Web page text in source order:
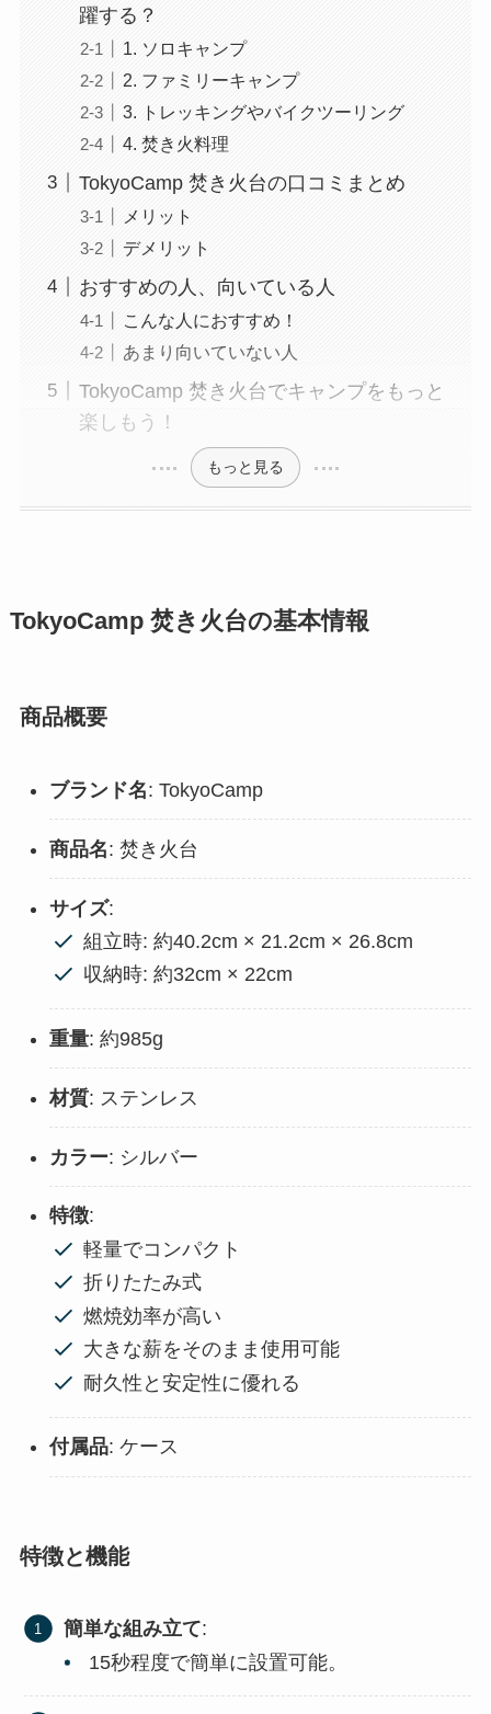
躍する？
1. ソロキャンプ
2. ファミリーキャンプ
3. トレッキングやバイクツーリング
4. 焚き火料理
TokyoCamp 焚き火台の口コミまとめ
メリット
デメリット
おすすめの人、向いている人
こんな人におすすめ！
あまり向いていない人
TokyoCamp 焚き火台でキャンプをもっと
楽しもう！
もっと見る
TokyoCamp 焚き火台の基本情報
商品概要
ブランド名: TokyoCamp
商品名: 焚き火台
サイズ:
組立時: 約40.2cm × 21.2cm × 26.8cm
収納時: 約32cm × 22cm
重量: 約985g
材質: ステンレス
カラー: シルバー
特徴:
軽量でコンパクト
折りたたみ式
燃焼効率が高い
大きな薪をそのまま使用可能
耐久性と安定性に優れる
付属品: ケース
特徴と機能
簡単な組み立て:
15秒程度で簡単に設置可能。